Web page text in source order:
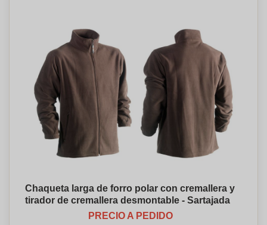
Chaqueta larga de forro polar con cremallera y
tirador de cremallera desmontable - Sartajada
PRECIO A PEDIDO